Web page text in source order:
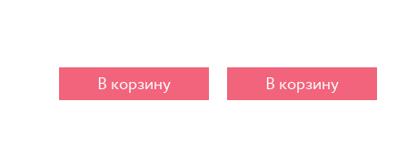
В корзину В корзину